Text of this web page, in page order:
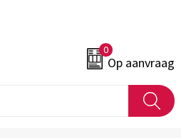
0
Op aanvraag